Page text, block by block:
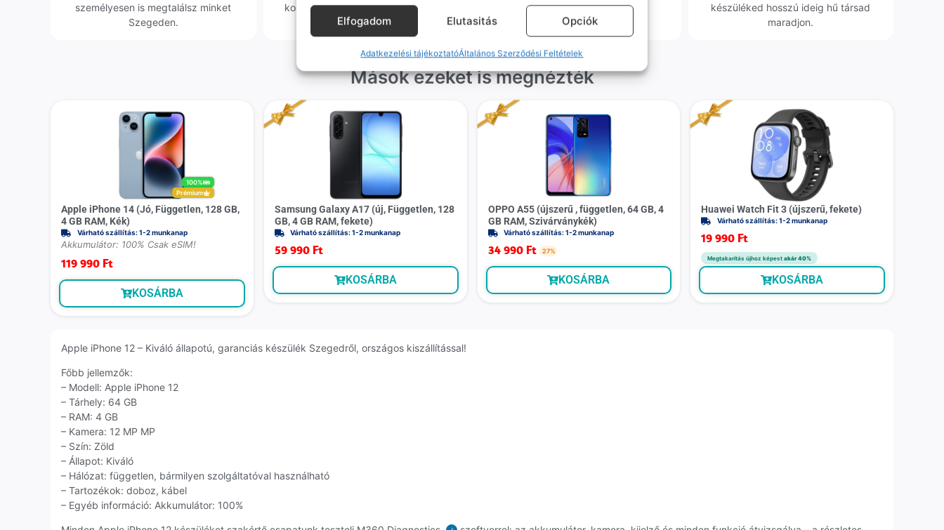
Elfogadom Elutasitás Opciók
Adatkezelési tájékoztatóÁltalános Szerződési Feltételek
személyesen is megtalálsz minket
Szegeden.
kollégáink azonnal kézbe veszik az
ügyedet.
küldjük vissza – neked ez 0 Ft
költséggel jár.
készüléked hosszú ideig hű társad
maradjon.
Mások ezeket is megnézték
100%
Prémium
Apple iPhone 14 (Jó, Független, 128 GB,
4 GB RAM, Kék)
Várható szállítás: 1-2 munkanap
Akkumulátor: 100% Csak eSIM!
119 990 Ft
KOSÁRBA
Samsung Galaxy A17 (új, Független, 128
GB, 4 GB RAM, fekete)
Várható szállítás: 1-2 munkanap
59 990 Ft
KOSÁRBA
OPPO A55 (újszerű , független, 64 GB, 4
GB RAM, Szivárványkék)
Várható szállítás: 1-2 munkanap
34 990 Ft 27%
KOSÁRBA
Huawei Watch Fit 3 (újszerű, fekete)
Várható szállítás: 1-2 munkanap
19 990 Ft
Megtakarítás újhoz képestakár 40%
KOSÁRBA
Apple iPhone 12 – Kiváló állapotú, garanciás készülék Szegedről, országos kiszállítással!
Főbb jellemzők:
– Modell: Apple iPhone 12
– Tárhely: 64 GB
– RAM: 4 GB
– Kamera: 12 MP MP
– Szín: Zöld
– Állapot: Kiváló
– Hálózat: független, bármilyen szolgáltatóval használható
– Tartozékok: doboz, kábel
– Egyéb információ: Akkumulátor: 100%